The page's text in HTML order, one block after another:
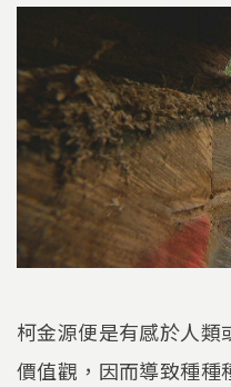
柯金源便是有感於人類
價值觀，因而導致種種